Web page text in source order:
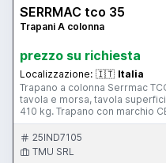
SERRMAC tco 35
Trapani A colonna
prezzo su richiesta
Localizzazione: 🇮🇹 Italia
Trapano a colonna Serrmac
tavola e morsa, tavola
410 kg. Trapano con marchio
25IND7105
TMU SRL